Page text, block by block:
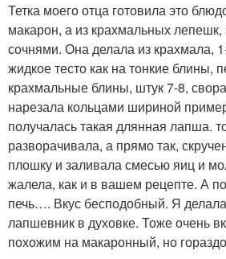
Тетка моего отца готовила это
макарон, а из крахмальных
сочнями. Она делала из крахмала,
жидкое тесто как на тонкие блины,
крахмальные блины, штук 7-8,
нарезала кольцами шириной
получалась такая длянная лапша.
разворачивала, а прямо так,
плошку и заливала смесью яиц и
жалела, как и в вашем рецепте. А
печь…. Вкус бесподобный. Я
лапшевник в духовке. Тоже очень
похожим на макаронный, но